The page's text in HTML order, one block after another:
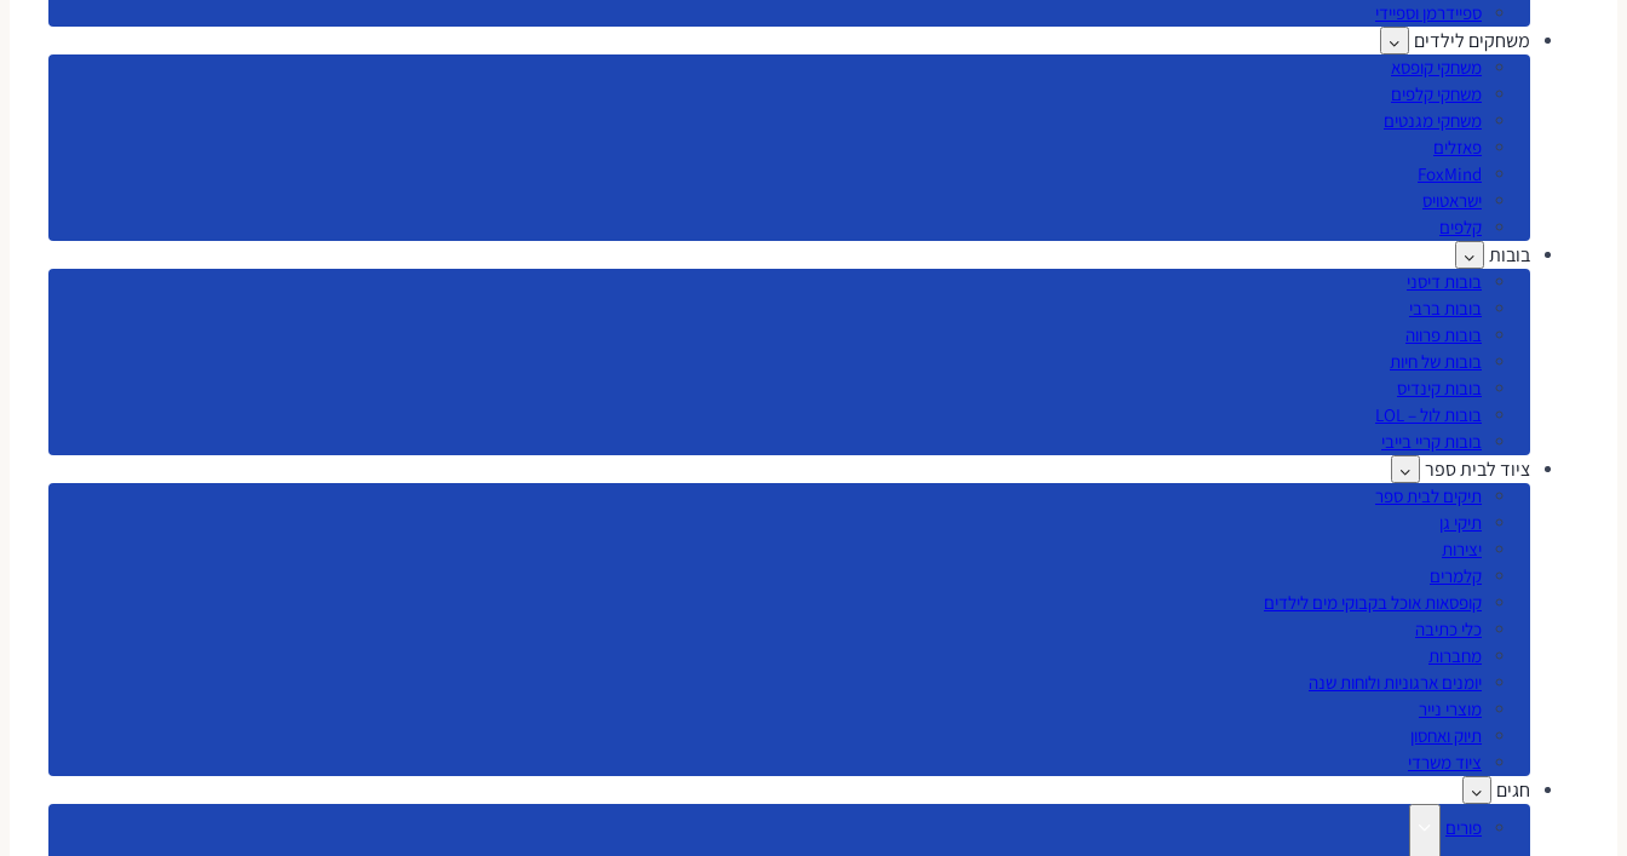
ספיידרמן וספיידי
משחקים לילדים
משחקי קופסא
משחקי קלפים
משחקי מגנטים
פאזלים
FoxMind
ישראטויס
קלפים
בובות
בובות דיסני
בובות ברבי
בובות פרווה
בובות של חיות
בובות קינדיס
בובות לול – LOL
בובות קריי בייבי
ציוד לבית ספר
תיקים לבית ספר
תיקי גן
יצירות
קלמרים
קופסאות אוכל בקבוקי מים לילדים
כלי כתיבה
מחברות
יומנים ארגוניות ולוחות שנה
מוצרי נייר
תיוק ואחסון
ציוד משרדי
חגים
פורים